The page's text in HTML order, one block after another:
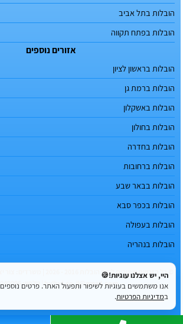
הובלות בתל אביב
הובלות בפתח תקווה
אזורים נוספים
הובלות בראשון לציון
הובלות ברמת גן
הובלות באשקלון
הובלות בחולון
הובלות בחדרה
הובלות ברחובות
הובלות בבאר שבע
הובלות בכפר סבא
הובלות בעפולה
הובלות בנהריה
hvlhvl.co.il@gmail.com | טלפון: 077-6049996
היי, יש אצלנו עוגיות!🍪
אנו משתמשים בעוגיות לשיפור ותפעול האתר. פרטים נוספים
במדיניות הפרטיות.